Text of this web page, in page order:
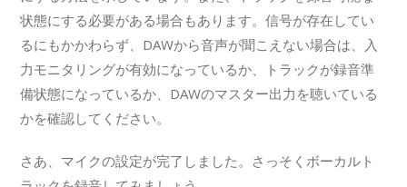
状態にする必要がある場合もあります。信号が存在してい
るにもかかわらず、DAWから音声が聞こえない場合は、入
力モニタリングが有効になっているか、トラックが録音準
備状態になっているか、DAWのマスター出力を聴いている
かを確認してください。
さあ、マイクの設定が完了しました。さっそくボーカルト